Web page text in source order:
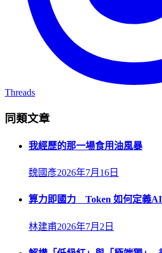
Threads
同類文章
我經歷的那一場食用油風暴
魏國彥2026年7月16日
算力即國力 Token 如何定義
林建甫2026年7月2日